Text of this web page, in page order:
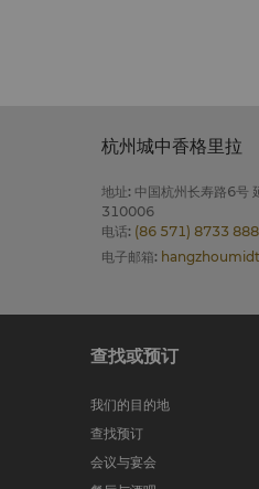
杭州城中香格里拉
地址: 中国杭州长寿路6号
310006
电话: (86 571) 8733
电子邮箱:
查找或预订
我们的目的地
查找预订
会议与宴会